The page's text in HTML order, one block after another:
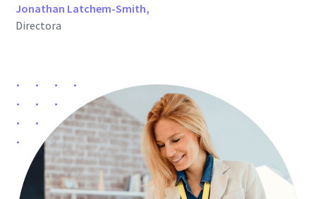
Jonathan Latchem-Smith,
Directora